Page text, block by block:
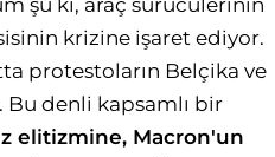
şu ki, araç sürücülerinin
krizine işaret ediyor.
protestoların Belçika ve
Bu denli kapsamlı bir
elitizmine, Macron'un